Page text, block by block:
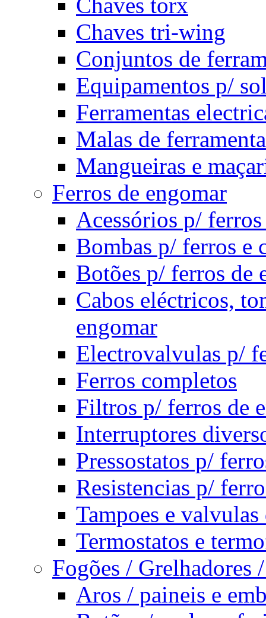
Chaves tri-wing
Conjuntos de
Equipamentos p/
Ferramentas
Malas de
Mangueiras e
Ferros de engomar
Acessórios p/
Bombas p/ ferros e
Botões p/ ferros de
Cabos eléctricos,
engomar
Electrovalvulas p/
Ferros completos
Filtros p/ ferros de
Interruptores
Pressostatos p/
Resistencias p/
Tampoes e
Termostatos e
Fogões / Grelhadores
Aros / paineis e